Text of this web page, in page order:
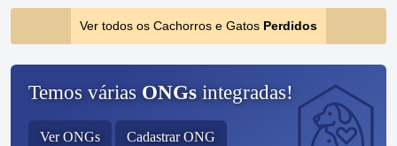
Ver todos os Cachorros e Gatos Perdidos
Temos várias ONGs integradas!
Ver ONGs Cadastrar ONG